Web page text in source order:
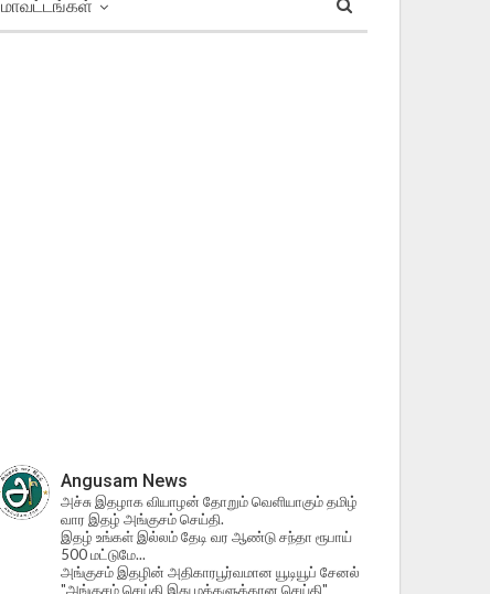
மாவட்டங்கள்
Angusam News
அச்சு இதழாக வியாழன் தோறும் வெளியாகும் தமிழ்
வார இதழ் அங்குசம் செய்தி.
இதழ் உங்கள் இல்லம் தேடி வர ஆண்டு சந்தா ரூபாய்
500 மட்டுமே...
அங்குசம் இதழின் அதிகாரபூர்வமான யூடியூப் சேனல்
"அங்குசம் செய்தி இது மக்களுக்கான செய்தி"